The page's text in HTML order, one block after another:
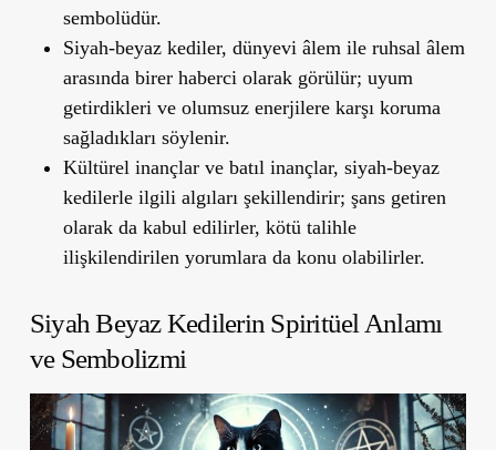
sembolüdür.
Siyah-beyaz kediler, dünyevi âlem ile ruhsal âlem
arasında birer haberci olarak görülür; uyum
getirdikleri ve olumsuz enerjilere karşı koruma
sağladıkları söylenir.
Kültürel inançlar ve batıl inançlar, siyah-beyaz
kedilerle ilgili algıları şekillendirir; şans getiren
olarak da kabul edilirler, kötü talihle
ilişkilendirilen yorumlara da konu olabilirler.
Siyah Beyaz Kedilerin Spiritüel Anlamı
ve Sembolizmi